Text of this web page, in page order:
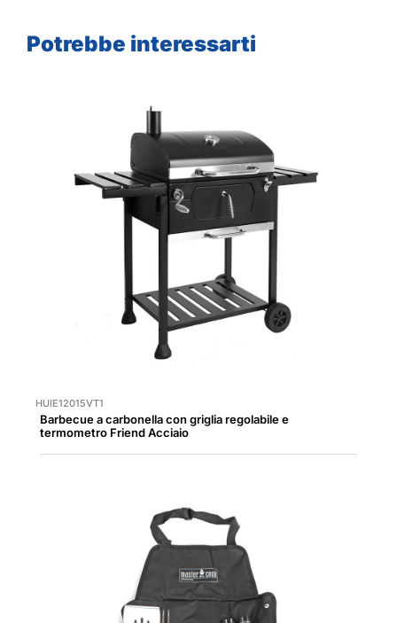
Potrebbe interessarti
HUIE12015VT1
Barbecue a carbonella con griglia regolabile e
termometro Friend Acciaio